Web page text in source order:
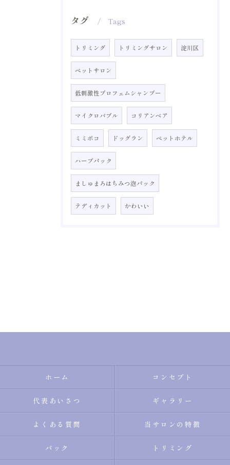
タグ Tags
トリミング トリミングサロン 淀川区
ペットサロン
低刺激性プロフェムシャンプー
マイクロバブル コリアンベア
ミミポコ ドッグラン ペットホテル
ハーブパック
ましゅまろはちみつ泡パック
テディカット かわいい
ホーム コンセプト
代表あいさつ ギャラリー
よくある質問 当サロンの特徴
パック トリミング